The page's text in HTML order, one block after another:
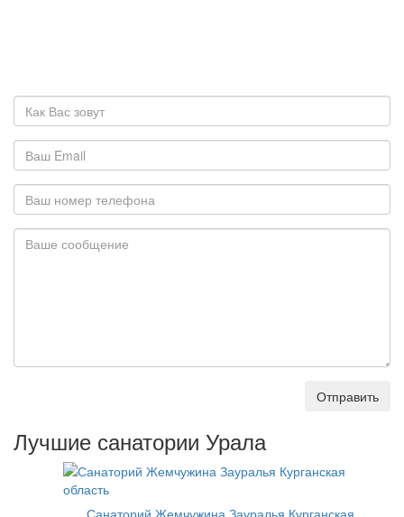
Отправить
Лучшие санатории Урала
Санаторий Жемчужина Зауралья Курганская